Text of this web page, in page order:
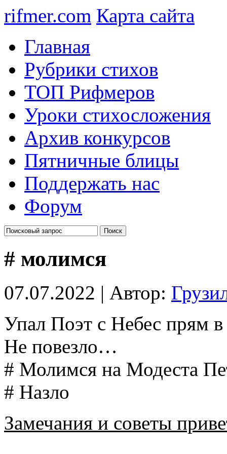
rifmer.com Карта сайта
Главная
Рубрики стихов
ТОП Рифмеров
Уроки стихосложения
Архив конкурсов
Пятничные блицы
Поддержать нас
Форум
# молимся
07.07.2022 | Автор:
Упал Поэт с Небес прям
Не повезло…
# Молимся на Модеста
# Назло
Замечания и советы